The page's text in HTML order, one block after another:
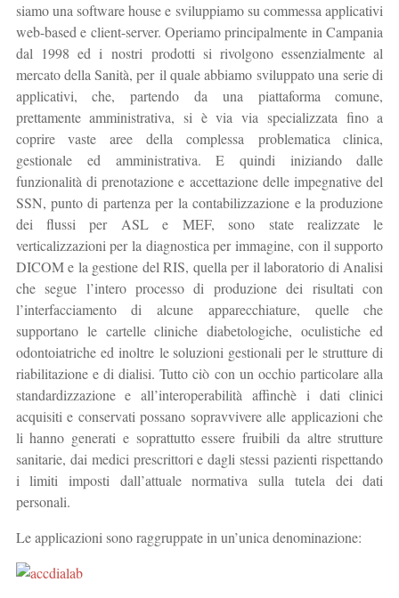
siamo una software house e sviluppiamo su commessa applicativi
web-based e client-server. Operiamo principalmente in Campania
dal 1998 ed i nostri prodotti si rivolgono essenzialmente al
mercato della Sanità, per il quale abbiamo sviluppato una serie di
applicativi, che, partendo da una piattaforma comune,
prettamente amministrativa, si è via via specializzata fino a
coprire vaste aree della complessa problematica clinica,
gestionale ed amministrativa. E quindi iniziando dalle
funzionalità di prenotazione e accettazione delle impegnative del
SSN, punto di partenza per la contabilizzazione e la produzione
dei flussi per ASL e MEF, sono state realizzate le
verticalizzazioni per la diagnostica per immagine, con il supporto
DICOM e la gestione del RIS, quella per il laboratorio di Analisi
che segue l’intero processo di produzione dei risultati con
l’interfacciamento di alcune apparecchiature, quelle che
supportano le cartelle cliniche diabetologiche, oculistiche ed
odontoiatriche ed inoltre le soluzioni gestionali per le strutture di
riabilitazione e di dialisi. Tutto ciò con un occhio particolare alla
standardizzazione e all’interoperabilità affinchè i dati clinici
acquisiti e conservati possano sopravvivere alle applicazioni che
li hanno generati e soprattutto essere fruibili da altre strutture
sanitarie, dai medici prescrittori e dagli stessi pazienti rispettando
i limiti imposti dall’attuale normativa sulla tutela dei dati
personali.
Le applicazioni sono raggruppate in un’unica denominazione: